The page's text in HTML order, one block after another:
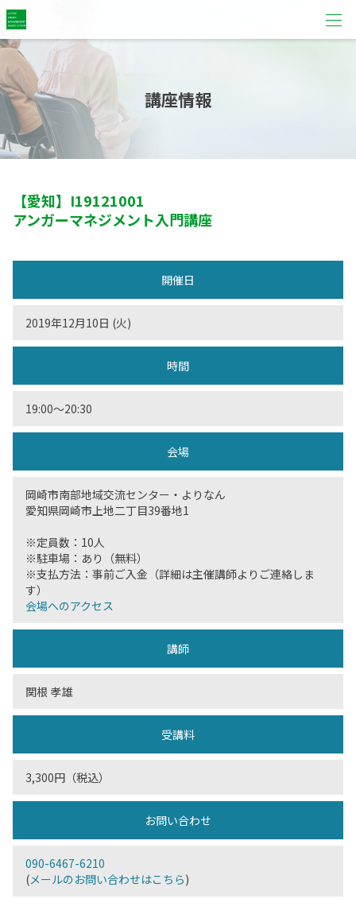
講座情報
【愛知】 I19121001
アンガーマネジメント入門講座
開催日
2019年12月10日 (火)
時間
19:00〜20:30
会場
岡崎市南部地域交流センター・よりなん
愛知県岡崎市上地二丁目39番地1
※定員数：10人
※駐車場：あり（無料）
※支払方法：事前ご入金（詳細は主催講師よりご連絡しま
す）
会場へのアクセス
講師
関根 孝雄
受講料
3,300円（税込）
お問い合わせ
090-6467-6210
(メールのお問い合わせはこちら)